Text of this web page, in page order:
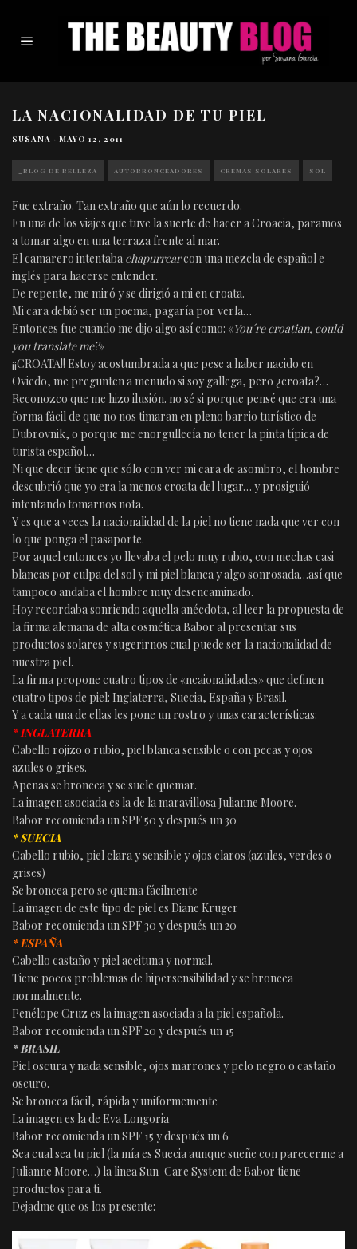
LA NACIONALIDAD DE TU PIEL
SUSANA · MAYO 12, 2011
_BLOG DE BELLEZA AUTOBRONCEADORES CREMAS SOLARES SOL
Fue extraño. Tan extraño que aún lo recuerdo.
En una de los viajes que tuve la suerte de hacer a Croacia, paramos
a tomar algo en una terraza frente al mar.
El camarero intentaba chapurrearcon una mezcla de español e
inglés para hacerse entender.
De repente, me miró y se dirigió a mi en croata.
Mi cara debió ser un poema, pagaría por verla…
Entonces fue cuando me dijo algo así como: «You´re croatian, could
you translate me?»
¡¡CROATA!! Estoy acostumbrada a que pese a haber nacido en
Oviedo, me pregunten a menudo si soy gallega, pero ¿croata?…
Reconozco que me hizo ilusión. no sé si porque pensé que era una
forma fácil de que no nos timaran en pleno barrio turístico de
Dubrovnik, o porque me enorgullecía no tener la pinta típica de
turista español…
Ni que decir tiene que sólo con ver mi cara de asombro, el hombre
descubrió que yo era la menos croata del lugar… y prosiguió
intentando tomarnos nota.
Y es que a veces la nacionalidad de la piel no tiene nada que ver con
lo que ponga el pasaporte.
Por aquel entonces yo llevaba el pelo muy rubio, con mechas casi
blancas por culpa del sol y mi piel blanca y algo sonrosada…así que
tampoco andaba el hombre muy desencaminado.
Hoy recordaba sonriendo aquella anécdota, al leer la propuesta de
la firma alemana de alta cosmética Babor al presentar sus
productos solares y sugerirnos cual puede ser la nacionalidad de
nuestra piel.
La firma propone cuatro tipos de «ncaionalidades» que definen
cuatro tipos de piel: Inglaterra, Suecia, España y Brasil.
Y a cada una de ellas les pone un rostro y unas características:
* INGLATERRA
Cabello rojizo o rubio, piel blanca sensible o con pecas y ojos
azules o grises.
Apenas se broncea y se suele quemar.
La imagen asociada es la de la maravillosa Julianne Moore.
Babor recomienda un SPF 50 y después un 30
* SUECIA
Cabello rubio, piel clara y sensible y ojos claros (azules, verdes o
grises)
Se broncea pero se quema fácilmente
La imagen de este tipo de piel es Diane Kruger
Babor recomienda un SPF 30 y después un 20
* ESPAÑA
Cabello castaño y piel aceituna y normal.
Tiene pocos problemas de hipersensibilidad y se broncea
normalmente.
Penélope Cruz es la imagen asociada a la piel española.
Babor recomienda un SPF 20 y después un 15
* BRASIL
Piel oscura y nada sensible, ojos marrones y pelo negro o castaño
oscuro.
Se broncea fácil, rápida y uniformemente
La imagen es la de Eva Longoria
Babor recomienda un SPF 15 y después un 6
Sea cual sea tu piel (la mía es Suecia aunque sueñe con parecerme a
Julianne Moore…) la linea Sun-Care System de Babor tiene
productos para ti.
Dejadme que os los presente: